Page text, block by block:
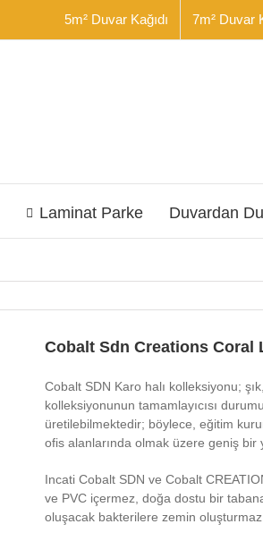
5m² Duvar Kağıdı 7m² Duvar
Laminat Parke Duvardan
Cobalt Sdn Creations Coral
Cobalt SDN Karo halı kolleksiyonu;
kolleksiyonunun tamamlayıcısı
üretilebilmektedir; böylece, eğitim
ofis alanlarında olmak üzere geniş
Incati Cobalt SDN ve Cobalt
ve PVC içermez, doğa dostu bir
oluşacak bakterilere zemin oluşturmaz.